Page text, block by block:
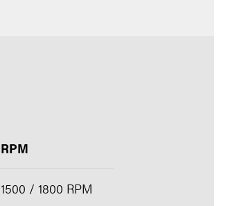
RPM
1500 / 1800 RPM